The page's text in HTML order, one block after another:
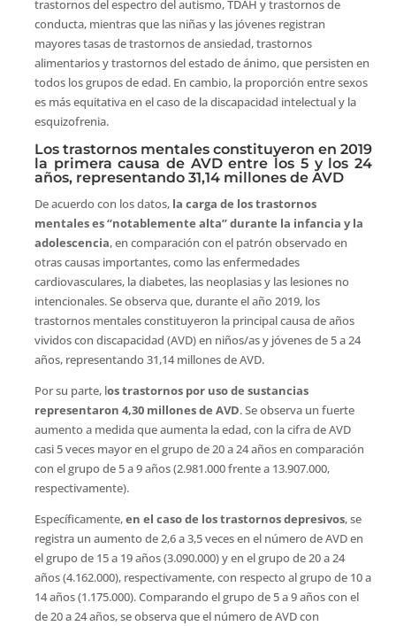
trastornos del espectro del autismo, TDAH y trastornos de
conducta, mientras que las niñas y las jóvenes registran
mayores tasas de trastornos de ansiedad, trastornos
alimentarios y trastornos del estado de ánimo, que persisten en
todos los grupos de edad. En cambio, la proporción entre sexos
es más equitativa en el caso de la discapacidad intelectual y la
esquizofrenia.
Los trastornos mentales constituyeron en 2019
la primera causa de AVD entre los 5 y los 24
años, representando 31,14 millones de AVD
​De acuerdo con los datos, la carga de los trastornos
mentales es “notablemente alta” durante la infancia y la
adolescencia, en comparación con el patrón observado en
otras causas importantes, como las enfermedades
cardiovasculares, la diabetes, las neoplasias y las lesiones no
intencionales. Se observa que, durante el año 2019, los
trastornos mentales constituyeron la principal causa de años
vividos con discapacidad (AVD) en niños/as y jóvenes de 5 a 24
años, representando 31,14 millones de AVD.
Por su parte, los trastornos por uso de sustancias
representaron 4,30 millones de AVD. Se observa un fuerte
aumento a medida que aumenta la edad, con la cifra de AVD
casi 5 veces mayor en el grupo de 20 a 24 años en comparación
con el grupo de 5 a 9 años (2.981.000 frente a 13.907.000,
respectivamente).
Específicamente,en el caso de los trastornos depresivos, se
registra un aumento de 2,6 a 3,5 veces en el número de AVD en
el grupo de 15 a 19 años (3.090.000) y en el grupo de 20 a 24
años (4.162.000), respectivamente, con respecto al grupo de 10 a
14 años (1.175.000). Comparando el grupo de 5 a 9 años con el
de 20 a 24 años, se observa que el número de AVD con